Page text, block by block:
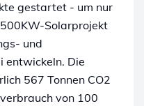
gestartet - um nur
Solarprojekt
und
entwickeln. Die
567 Tonnen CO2
von 100